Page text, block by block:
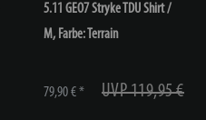
5.11 GEO7 Stryke TDU Shirt /
M, Farbe: Terrain
UVP 119,95 €
79,90 € *